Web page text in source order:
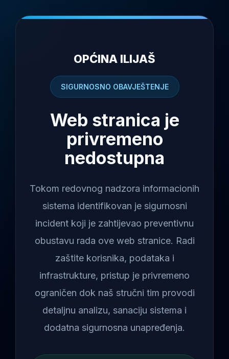
OPĆINA ILIJAŠ
SIGURNOSNO OBAVJEŠTENJE
Web stranica je
privremeno
nedostupna
Tokom redovnog nadzora informacionih
sistema identifikovan je sigurnosni
incident koji je zahtijevao preventivnu
obustavu rada ove web stranice. Radi
zaštite korisnika, podataka i
infrastrukture, pristup je privremeno
ograničen dok naš stručni tim provodi
detaljnu analizu, sanaciju sistema i
dodatna sigurnosna unapređenja.